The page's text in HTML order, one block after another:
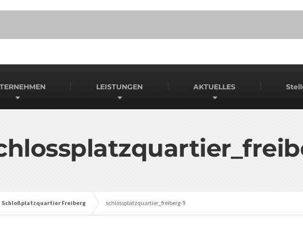
LEISTUNGEN AKTUELLES
Schloßplatzquartier Freiberg schlossplatzquartier_freiberg-9